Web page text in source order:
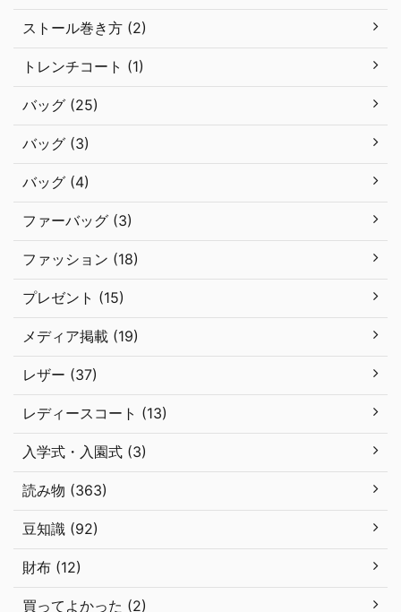
ストール巻き方 (2)
トレンチコート (1)
バッグ (25)
バッグ (3)
バッグ (4)
ファーバッグ (3)
ファッション (18)
プレゼント (15)
メディア掲載 (19)
レザー (37)
レディースコート (13)
入学式・入園式 (3)
読み物 (363)
豆知識 (92)
財布 (12)
買ってよかった (2)